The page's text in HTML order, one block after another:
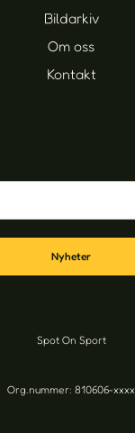
Bildarkiv
Om oss
Kontakt
Nyheter
Spot On Sport
Org.nummer: 810606-xxxx